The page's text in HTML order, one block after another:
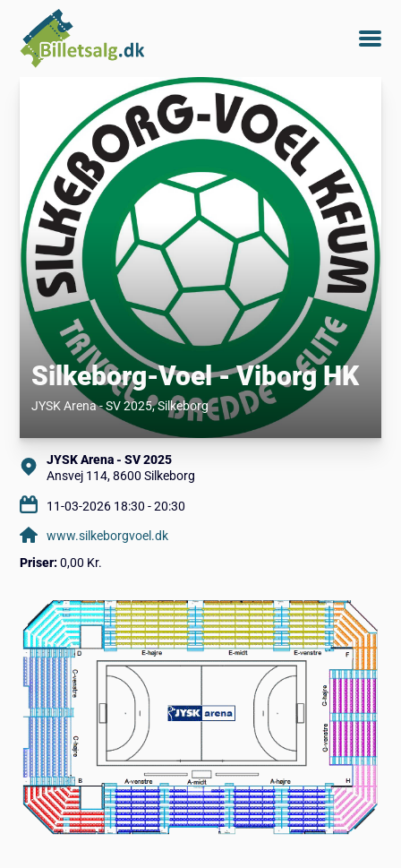
Silkeborg-Voel - Viborg HK
JYSK Arena - SV 2025, Silkeborg
JYSK Arena - SV 2025
Ansvej 114, 8600 Silkeborg
11-03-2026 18:30 - 20:30
www.silkeborgvoel.dk
Priser: 0,00 Kr.